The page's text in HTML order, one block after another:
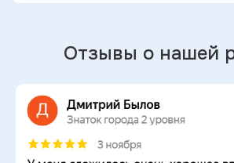
Отзывы о нашей